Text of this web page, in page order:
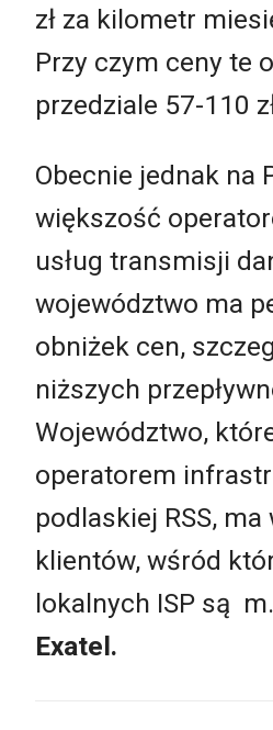
zł za kilometr
Przy czym ceny te
przedziale 57-110
Obecnie jednak na
większość
usług transmisji
województwo ma
obniżek cen,
niższych
Województwo,
operatorem
podlaskiej RSS,
klientów, wśród
lokalnych ISP są
Exatel.